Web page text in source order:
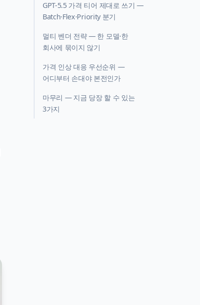
GPT-5.5 가격 티어 제대로 쓰기 —
Batch·Flex·Priority 분기
멀티 벤더 전략 — 한 모델·한
회사에 묶이지 않기
가격 인상 대응 우선순위 —
어디부터 손대야 본전인가
마무리 — 지금 당장 할 수 있는
3가지